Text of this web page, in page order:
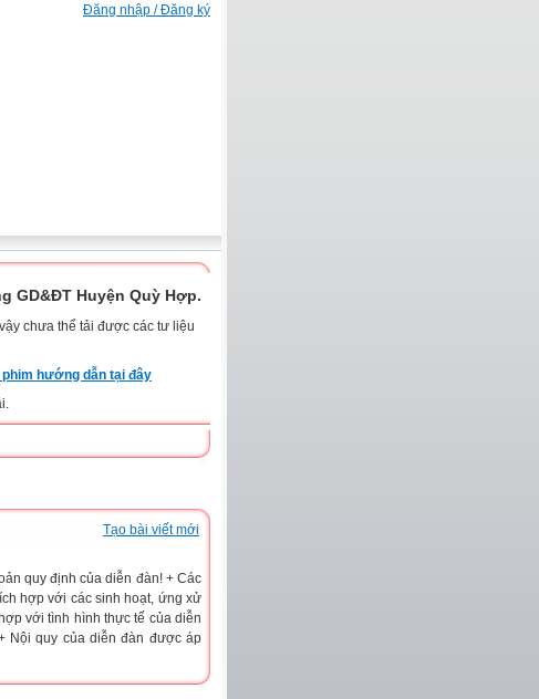
Đăng nhập / Đăng ký
GD&ĐT Huyện Quỳ Hợp.
chưa thể tải được các tư liệu
hướng dẫn tại đây
Tạo bài viết mới
quy định của diễn đàn! + Các
hợp với các sinh hoạt, ứng xử
với tình hình thực tế của diễn
Nội quy của diễn đàn được áp